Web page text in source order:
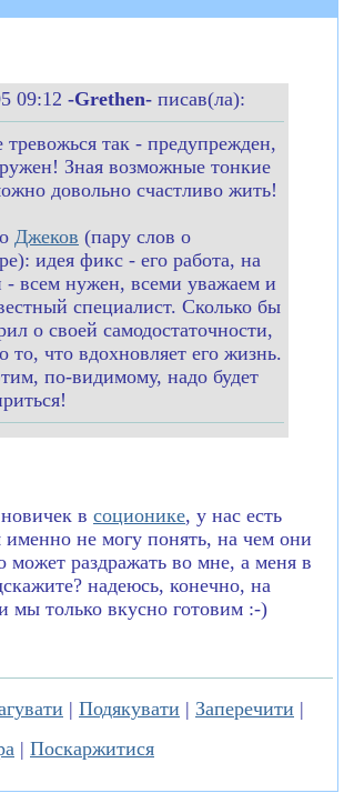
09:12 -Grethen- писав(ла):
тревожься так - предупрежден,
Зная возможные тонкие
довольно счастливо жить!
Джеков (пару слов о
идея фикс - его работа, на
- всем нужен, всеми уважаем и
специалист. Сколько бы
о своей самодостаточности,
то, что вдохновляет его жизнь.
по-видимому, надо будет
в соционике, у нас есть
не могу понять, на чем они
может раздражать во мне, а меня в
надеюсь, конечно, на
мы только вкусно готовим :-)
| Подякувати | Заперечити |
| Поскаржитися